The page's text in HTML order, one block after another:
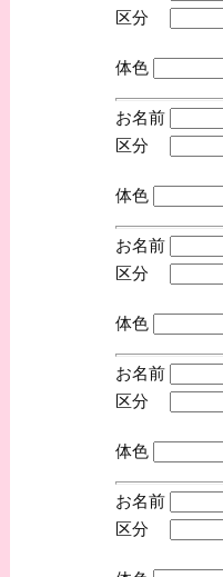
区分
(手
体色
お名前
区分
(手
体色
お名前
区分
(手
体色
お名前
区分
(手
体色
お名前
区分
(手